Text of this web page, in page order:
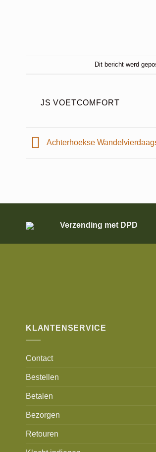
Dit bericht werd
JS VOETCOMFORT
Achterhoekse
Verzending met DPD
KLANTENSERVICE
Contact
Bestellen
Betalen
Bezorgen
Retouren